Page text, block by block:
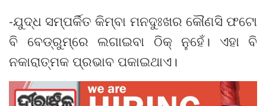
-ଯୁଦ୍ଧ ସମ୍ପର୍କିତ କିମ୍ବା ମନଦୁଃଖର କୌଣସି ଫଟୋ
ବି ବେଡ୍‌ରୁମ୍‌ରେ ଲଗାଇବା ଠିକ୍‌ ନୁହେଁ। ଏହା ବି
ନକାରାତ୍ମକ ପ୍ରଭାବ ପକାଇଥାଏ।